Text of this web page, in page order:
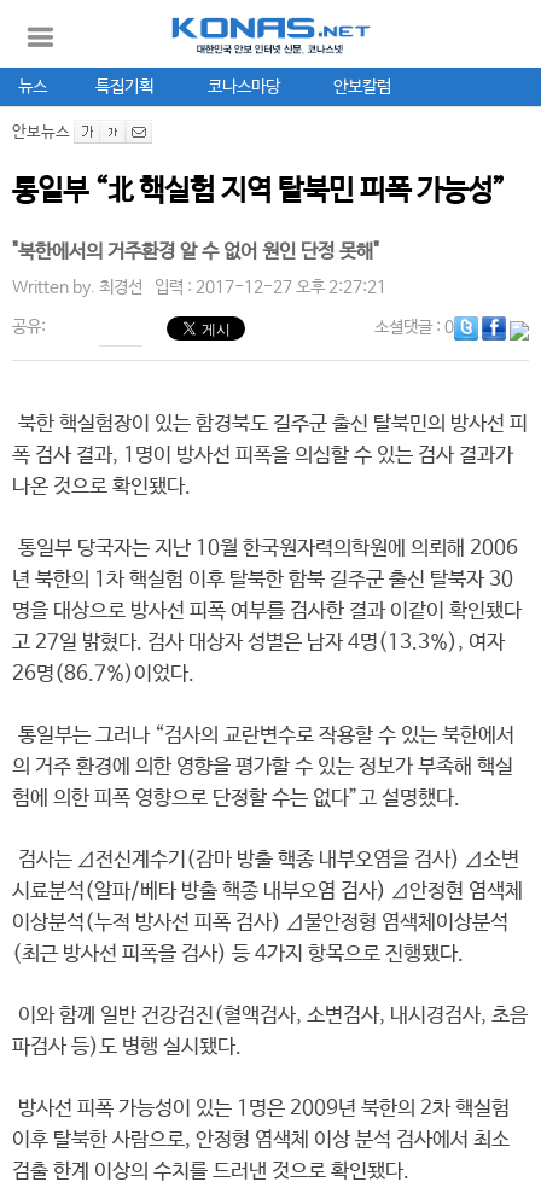
뉴스 특집기획 코나스마당 안보칼럼
안보뉴스
통일부 “北 핵실험 지역 탈북민 피폭 가능성”
"북한에서의 거주환경 알 수 없어 원인 단정 못해"
Written by. 최경선 입력 : 2017-12-27 오후 2:27:21
공유: 소셜댓글: 0
북한 핵실험장이 있는 함경북도 길주군 출신 탈북민의 방사선 피
폭 검사 결과, 1명이 방사선 피폭을 의심할 수 있는 검사 결과가
나온 것으로 확인됐다.
통일부 당국자는 지난 10월 한국원자력의학원에 의뢰해 2006
년 북한의 1차 핵실험 이후 탈북한 함북 길주군 출신 탈북자 30
명을 대상으로 방사선 피폭 여부를 검사한 결과 이같이 확인됐다
고 27일 밝혔다. 검사 대상자 성별은 남자 4명(13.3%), 여자
26명(86.7%)이었다.
통일부는 그러나 “검사의 교란변수로 작용할 수 있는 북한에서
의 거주 환경에 의한 영향을 평가할 수 있는 정보가 부족해 핵실
험에 의한 피폭 영향으로 단정할 수는 없다”고 설명했다.
검사는 Δ전신계수기(감마 방출 핵종 내부오염을 검사) Δ소변
시료분석(알파/베타 방출 핵종 내부오염 검사) Δ안정현 염색체
이상분석(누적 방사선 피폭 검사) Δ불안정형 염색체이상분석
(최근 방사선 피폭을 검사) 등 4가지 항목으로 진행됐다.
이와 함께 일반 건강검진(혈액검사, 소변검사, 내시경검사, 초음
파검사 등)도 병행 실시됐다.
방사선 피폭 가능성이 있는 1명은 2009년 북한의 2차 핵실험
이후 탈북한 사람으로, 안정형 염색체 이상 분석 검사에서 최소
검출 한계 이상의 수치를 드러낸 것으로 확인됐다.